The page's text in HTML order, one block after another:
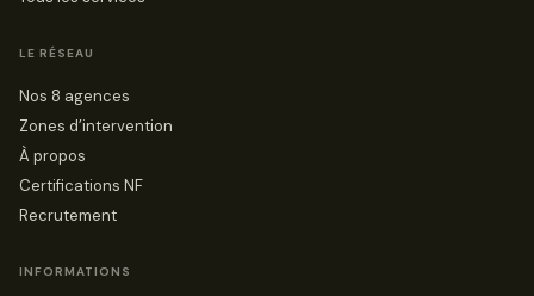
LE RÉSEAU
Nos 8 agences
Zones d’intervention
À propos
Certifications NF
Recrutement
INFORMATIONS